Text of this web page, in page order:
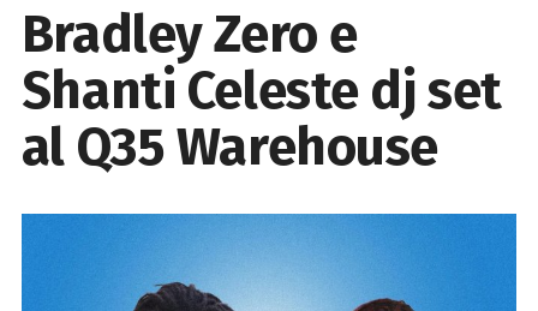
Bradley Zero e
Shanti Celeste dj set
al Q35 Warehouse